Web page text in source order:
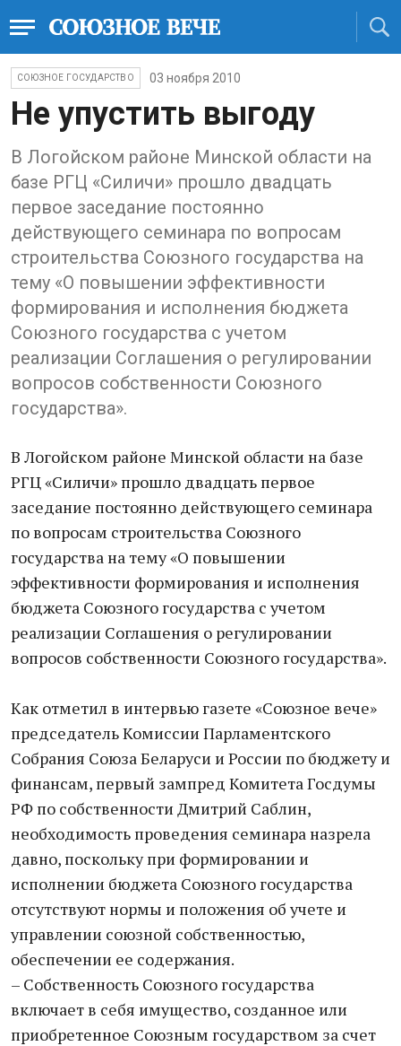
СОЮЗНОЕ ГОСУДАРСТВО 03 ноября 2010
Не упустить выгоду
В Логойском районе Минской области на
базе РГЦ «Силичи» прошло двадцать
первое заседание постоянно
действующего семинара по вопросам
строительства Союзного государства на
тему «О повышении эффективности
формирования и исполнения бюджета
Союзного государства с учетом
реализации Соглашения о регулировании
вопросов собственности Союзного
государства».
В Логойском районе Минской области на базе
РГЦ «Силичи» прошло двадцать первое
заседание постоянно действующего семинара
по вопросам строительства Союзного
государства на тему «О повышении
эффективности формирования и исполнения
бюджета Союзного государства с учетом
реализации Соглашения о регулировании
вопросов собственности Союзного государства».
Как отметил в интервью газете «Союзное вече»
председатель Комиссии Парламентского
Собрания Союза Беларуси и России по бюджету и
финансам, первый зампред Комитета Госдумы
РФ по собственности Дмитрий Саблин,
необходимость проведения семинара назрела
давно, поскольку при формировании и
исполнении бюджета Союзного государства
отсутствуют нормы и положения об учете и
управлении союзной собственностью,
обеспечении ее содержания.
– Собственность Союзного государства
включает в себя имущество, созданное или
приобретенное Союзным государством за счет